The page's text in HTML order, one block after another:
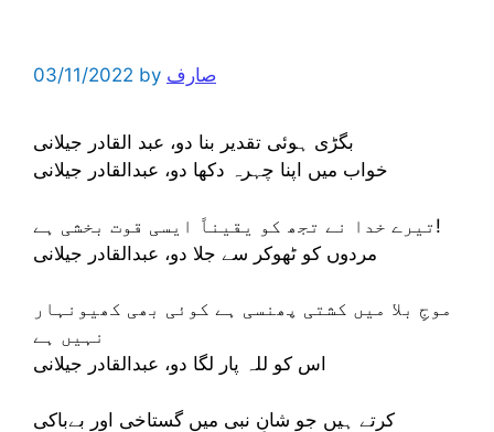
03/11/2022 by صارف
بگڑی ہوئی تقدیر بنا دو، عبد القادر جیلانی
خواب میں اپنا چہرہ دکھا دو، عبدالقادر جیلانی
تیرے خدا نے تجھ کو یقیناً ایسی قوت بخشی ہے!
مردوں کو ٹھوکر سے جلا دو، عبدالقادر جیلانی
موجِ بلا میں کشتی پھنسی ہے کوئی بھی کھیونہار
نہیں ہے
اس کو للہ پار لگا دو، عبدالقادر جیلانی
کرتے ہیں جو شانِ نبی میں گستاخی اور بےباکی